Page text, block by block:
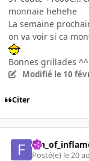
monnaie hehehe
La semaine
on va voir si ca
Bonnes grillades ^^
Modifié le 10
Citer
Posté(e) le 20